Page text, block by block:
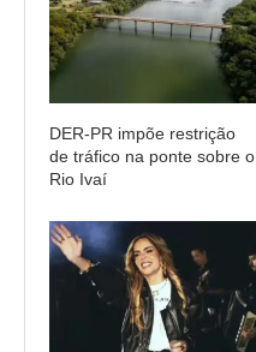
DER-PR impõe restrição
de tráfico na ponte sobre o
Rio Ivaí